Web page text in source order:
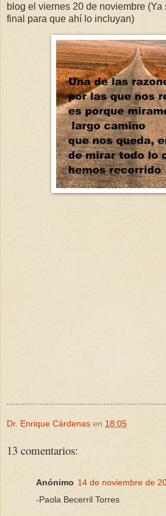
blog el viernes 20 de noviembre
final para que ahí lo incluyan)
Dr. Enrique Cárdenas en 18:05
13 comentarios:
Anónimo 14 de noviembre de
-Paola Becerril Torres